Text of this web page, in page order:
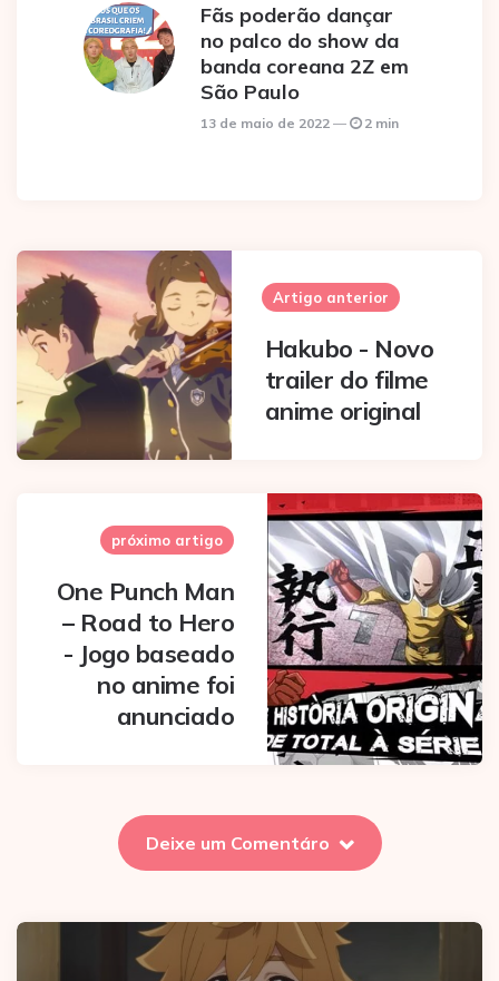
Fãs poderão dançar
no palco do show da
banda coreana 2Z em
São Paulo
13 de maio de 2022 2 min
Post
navigation
Artigo anterior
Hakubo - Novo
trailer do filme
anime original
próximo artigo
One Punch Man
– Road to Hero
- Jogo baseado
no anime foi
anunciado
Deixe um Comentáro